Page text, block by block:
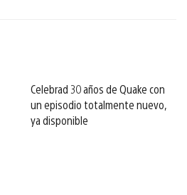
Celebrad 30 años de Quake con
un episodio totalmente nuevo,
ya disponible